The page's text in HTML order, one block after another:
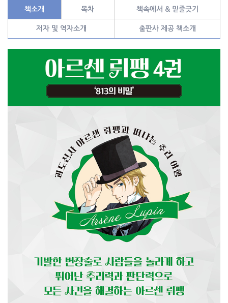
책소개 목차 책속에서 & 밑줄긋기
저자 및 역자소개 출판사 제공 책소개